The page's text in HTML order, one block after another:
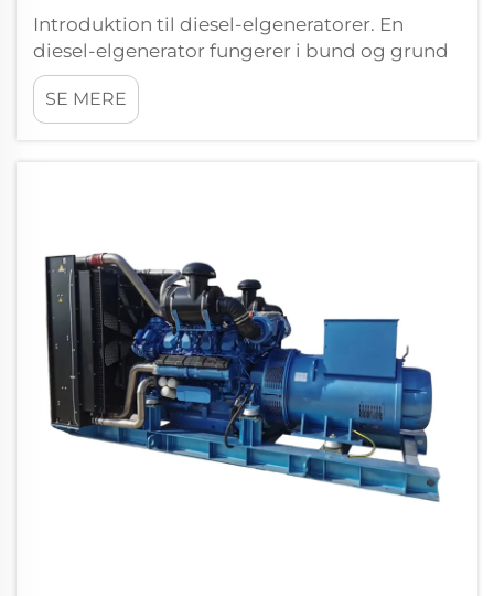
Introduktion til diesel-elgeneratorer. En
diesel-elgenerator fungerer i bund og grund
ved at kombinere en dieselmotor med en
elektrisk generator for at producere
elektricitet. Det, som disse enheder gør, er at
SE MERE